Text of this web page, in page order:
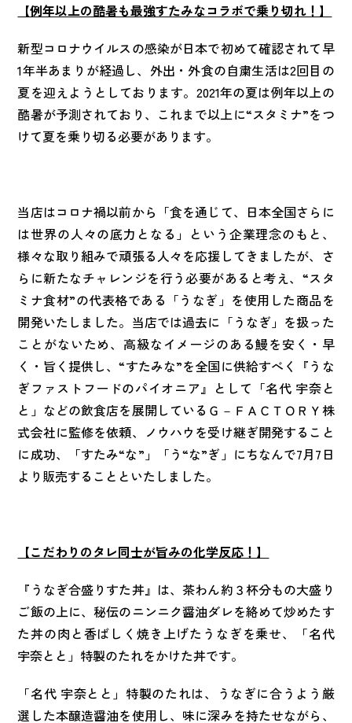
【例年以上の酷暑も最強すたみなコラボで乗り切れ！】
新型コロナウイルスの感染が日本で初めて確認されて早
1年半あまりが経過し、外出・外食の自粛生活は2回目の
夏を迎えようとしております。2021年の夏は例年以上の
酷暑が予測されており、これまで以上に“スタミナ”をつ
けて夏を乗り切る必要があります。
当店はコロナ禍以前から「食を通じて、日本全国さらに
は世界の人々の底力となる」という企業理念のもと、
様々な取り組みで頑張る人々を応援してきましたが、さ
らに新たなチャレンジを行う必要があると考え、“スタ
ミナ食材”の代表格である「うなぎ」を使用した商品を
開発いたしました。当店では過去に「うなぎ」を扱った
ことがないため、高級なイメージのある鰻を安く・早
く・旨く提供し、“すたみな”を全国に供給すべく『うな
ぎファストフードのパイオニア』として「名代 宇奈と
と」などの飲食店を展開しているＧ－ＦＡＣＴＯＲＹ株
式会社に監修を依頼、ノウハウを受け継ぎ開発すること
に成功、「すたみ“な”」「う“な”ぎ」にちなんで7月7日
より販売することといたしました。
【こだわりのタレ同士が旨みの化学反応！】
『うなぎ合盛りすた丼』は、茶わん約３杯分もの大盛り
ご飯の上に、秘伝のニンニク醤油ダレを絡めて炒めたす
た丼の肉と香ばしく焼き上げたうなぎを乗せ、「名代
宇奈とと」特製のたれをかけた丼です。
「名代 宇奈とと」特製のたれは、うなぎに合うよう厳
選した本醸造醤油を使用し、味に深みを持たせながら、